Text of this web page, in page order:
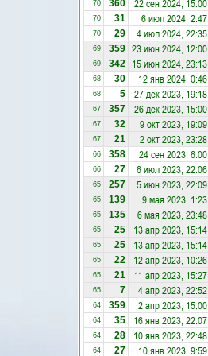
70 360 22 сен 2024, 15:00
70 31 6 июл 2024, 2:47
70 29 4 июл 2024, 22:35
69 359 23 июн 2024, 12:00
69 342 15 июн 2024, 23:13
68 30 12 янв 2024, 0:46
68 5 27 дек 2023, 19:18
67 357 26 дек 2023, 15:00
67 32 9 окт 2023, 19:09
67 21 2 окт 2023, 23:28
66 358 24 сен 2023, 6:00
66 27 6 июл 2023, 22:06
65 257 5 июн 2023, 22:09
65 139 9 мая 2023, 1:23
65 135 6 мая 2023, 23:48
65 25 13 апр 2023, 15:14
65 25 13 апр 2023, 15:14
65 22 12 апр 2023, 10:26
65 21 11 апр 2023, 15:27
65 7 4 апр 2023, 22:52
64 359 2 апр 2023, 15:00
64 35 16 янв 2023, 22:07
64 28 10 янв 2023, 22:48
64 27 10 янв 2023, 9:59